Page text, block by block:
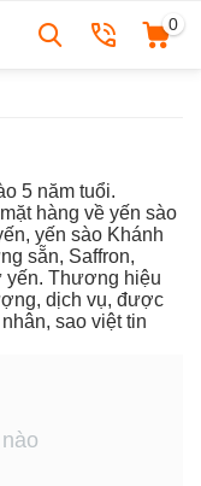
0
5 năm tuổi.
hàng về yến sào
yến sào Khánh
sẵn, Saffron,
yến. Thương hiệu
dịch vụ, được
sao việt tin